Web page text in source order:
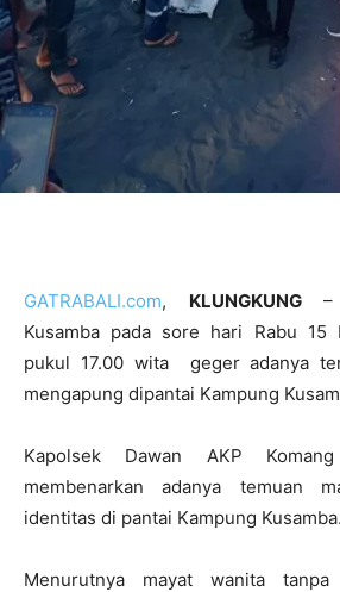
GATRABALI.com, KLUNGKUNG–
Kusamba pada sore hari Rabu
pukul 17.00 wita geger adanya
mengapung dipantai Kampung
Kapolsek Dawan AKP
membenarkan adanya temuan
identitas di pantai Kampung Kusamba.
Menurutnya mayat wanita